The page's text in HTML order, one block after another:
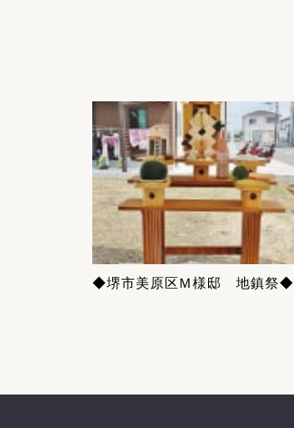
◆堺市美原区Ｍ様邸 地鎮祭◆